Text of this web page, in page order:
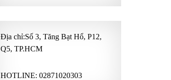
Địa chỉ:Số 3, Tăng Bạt Hổ, P12,
Q5, TP.HCM
HOTLINE: 02871020303